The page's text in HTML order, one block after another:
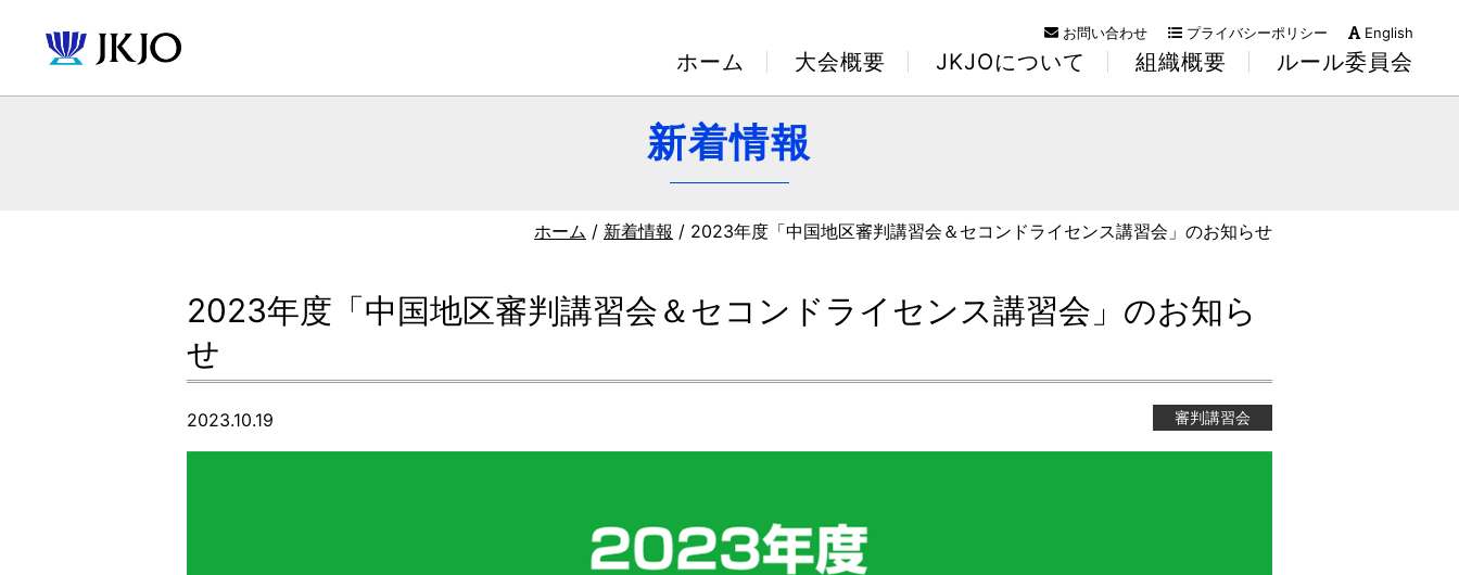
お問い合わせ プライバシーポリシー English
ホーム 大会概要 JKJOについて 組織概要 ルール委員会
新着情報
ホーム / 新着情報 / 2023年度「中国地区審判講習会＆セコンドライセンス講習会」のお知らせ
2023年度「中国地区審判講習会＆セコンドライセンス講習会」のお知ら
せ
2023.10.19 審判講習会